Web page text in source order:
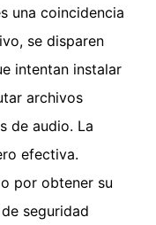
una coincidencia
se disparen
intentan instalar
archivos
de audio. La
efectiva.
por obtener su
seguridad